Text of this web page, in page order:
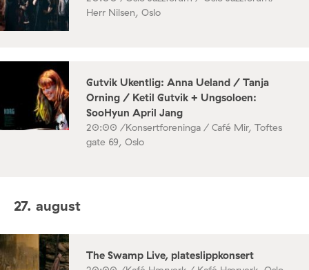
Herr Nilsen, Oslo
Gutvik Ukentlig: Anna Ueland / Tanja
Orning / Ketil Gutvik + Ungsoloen:
SooHyun April Jang
20:00 /Konsertforeninga / Café Mir, Toftes
gate 69, Oslo
27. august
The Swamp Live, plateslippkonsert